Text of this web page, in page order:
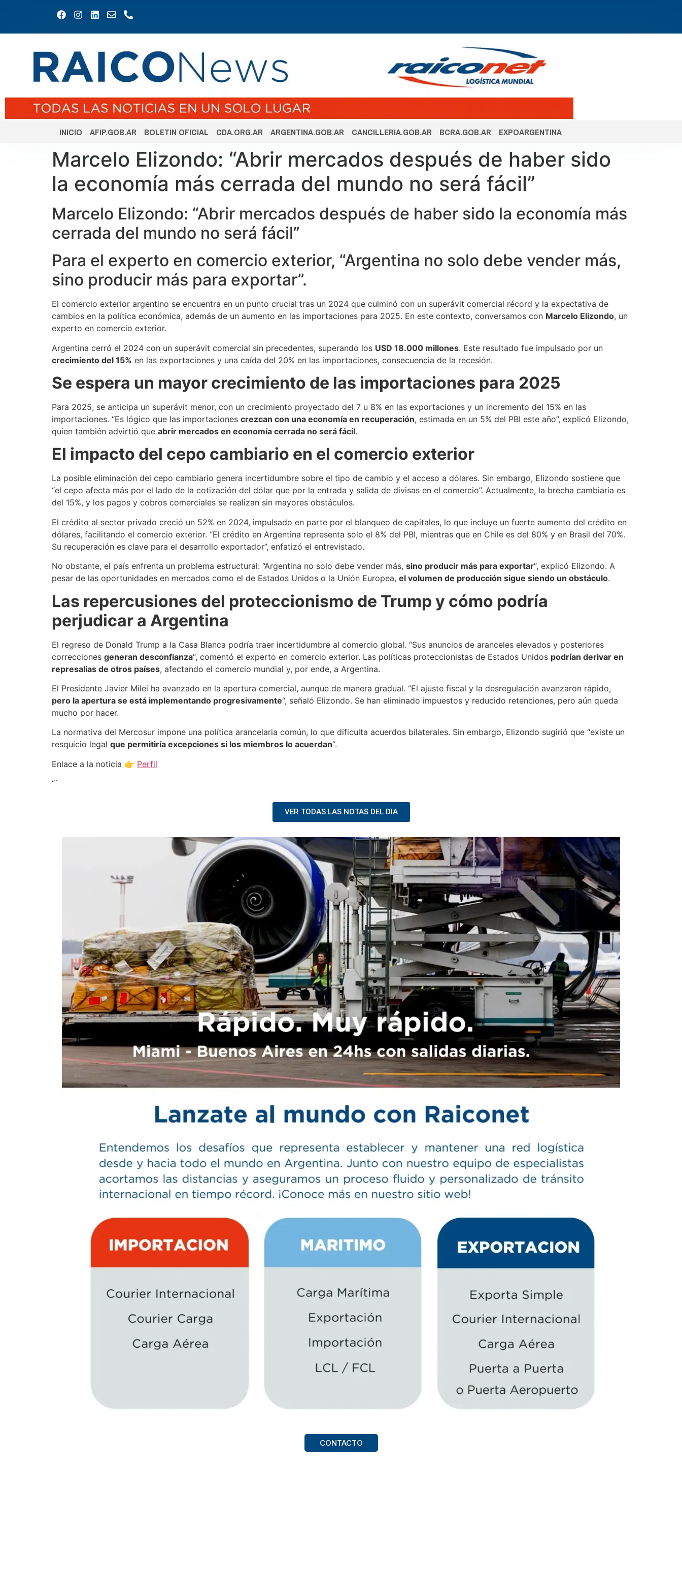
INICIO AFIP.GOB.AR BOLETIN OFICIAL CDA.ORG.AR ARGENTINA.GOB.AR CANCILLERIA.GOB.AR BCRA.GOB.AR EXPOARGENTINA
Marcelo Elizondo: “Abrir mercados después de haber sido
la economía más cerrada del mundo no será fácil”
Marcelo Elizondo: “Abrir mercados después de haber sido la economía más
cerrada del mundo no será fácil”
Para el experto en comercio exterior, “Argentina no solo debe vender más,
sino producir más para exportar”.
El comercio exterior argentino se encuentra en un punto crucial tras un 2024 que culminó con un superávit comercial récord y la expectativa de
cambios en la política económica, además de un aumento en las importaciones para 2025. En este contexto, conversamos con Marcelo Elizondo, un
experto en comercio exterior.
Argentina cerró el 2024 con un superávit comercial sin precedentes, superando los USD 18.000 millones. Este resultado fue impulsado por un
crecimiento del 15% en las exportaciones y una caída del 20% en las importaciones, consecuencia de la recesión.
Se espera un mayor crecimiento de las importaciones para 2025
Para 2025, se anticipa un superávit menor, con un crecimiento proyectado del 7 u 8% en las exportaciones y un incremento del 15% en las
importaciones. “Es lógico que las importaciones crezcan con una economía en recuperación, estimada en un 5% del PBI este año”, explicó Elizondo,
quien también advirtió que abrir mercados en economía cerrada no será fácil.
El impacto del cepo cambiario en el comercio exterior
La posible eliminación del cepo cambiario genera incertidumbre sobre el tipo de cambio y el acceso a dólares. Sin embargo, Elizondo sostiene que
“el cepo afecta más por el lado de la cotización del dólar que por la entrada y salida de divisas en el comercio”. Actualmente, la brecha cambiaria es
del 15%, y los pagos y cobros comerciales se realizan sin mayores obstáculos.
El crédito al sector privado creció un 52% en 2024, impulsado en parte por el blanqueo de capitales, lo que incluye un fuerte aumento del crédito en
dólares, facilitando el comercio exterior. “El crédito en Argentina representa solo el 8% del PBI, mientras que en Chile es del 80% y en Brasil del 70%.
Su recuperación es clave para el desarrollo exportador”, enfatizó el entrevistado.
No obstante, el país enfrenta un problema estructural: “Argentina no solo debe vender más, sino producir más para exportar“, explicó Elizondo. A
pesar de las oportunidades en mercados como el de Estados Unidos o la Unión Europea, el volumen de producción sigue siendo un obstáculo.
Las repercusiones del proteccionismo de Trump y cómo podría
perjudicar a Argentina
El regreso de Donald Trump a la Casa Blanca podría traer incertidumbre al comercio global. “Sus anuncios de aranceles elevados y posteriores
correcciones generan desconfianza“, comentó el experto en comercio exterior. Las políticas proteccionistas de Estados Unidos podrían derivar en
represalias de otros países, afectando el comercio mundial y, por ende, a Argentina.
El Presidente Javier Milei ha avanzado en la apertura comercial, aunque de manera gradual. “El ajuste fiscal y la desregulación avanzaron rápido,
pero la apertura se está implementando progresivamente“, señaló Elizondo. Se han eliminado impuestos y reducido retenciones, pero aún queda
mucho por hacer.
La normativa del Mercosur impone una política arancelaria común, lo que dificulta acuerdos bilaterales. Sin embargo, Elizondo sugirió que “existe un
resquicio legal que permitiría excepciones si los miembros lo acuerdan“.
Enlace a la noticia 👉 Perfil
“`
VER TODAS LAS NOTAS DEL DIA
CONTACTO